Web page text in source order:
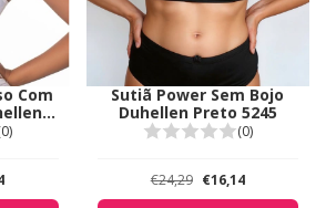
Com
Sutiã Power Sem Bojo
Duhellen Preto 5245
(0)
€24,29 €16,14